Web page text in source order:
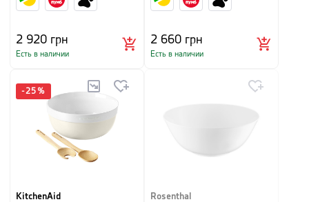
2 920 грн
Есть в наличии
2 660 грн
Есть в наличии
-25 %
KitchenAid
Rosenthal